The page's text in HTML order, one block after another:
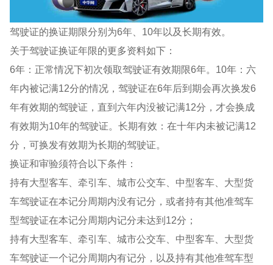
驾驶证的换证期限分别为6年、10年以及长期有效。
关于驾驶证换证年限的更多资料如下：
6年：正常情况下初次领取驾驶证有效期限6年。10年：六
年内被记满12分的情况，驾驶证在6年后到期会再次换发6
年有效期的驾驶证，直到六年内没被记满12分，才会换成
有效期为10年的驾驶证。长期有效：在十年内未被记满12
分，可换发有效期为长期的驾驶证。
换证和审验须符合以下条件：
持有大型客车、牵引车、城市公交车、中型客车、大型货
车驾驶证在本记分周期内没有记分，或者持有其他准驾车
型驾驶证在本记分周期内记分未达到12分；
持有大型客车、牵引车、城市公交车、中型客车、大型货
车驾驶证一个记分周期内有记分，以及持有其他准驾车型